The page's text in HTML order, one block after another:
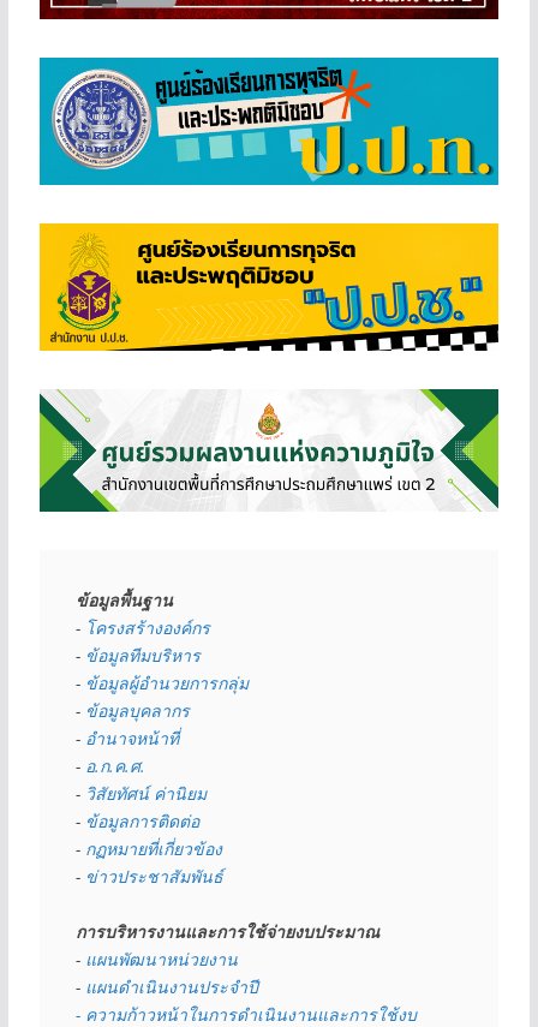
ข้อมูลพื้นฐาน
- โครงสร้างองค์กร
- ข้อมูลทีมบริหาร
- ข้อมูลผู้อำนวยการกลุ่ม
- ข้อมูลบุคลากร
- อำนาจหน้าที่
- อ.ก.ค.ศ.
- วิสัยทัศน์ ค่านิยม
- ข้อมูลการติดต่อ
- กฏหมายที่เกี่ยวข้อง
- ข่าวประชาสัมพันธ์
การบริหารงานและการใช้จ่ายงบประมาณ
- แผนพัฒนาหน่วยงาน
- แผนดำเนินงานประจำปี
- ความก้าวหน้าในการดำเนินงานและการใช้งบ